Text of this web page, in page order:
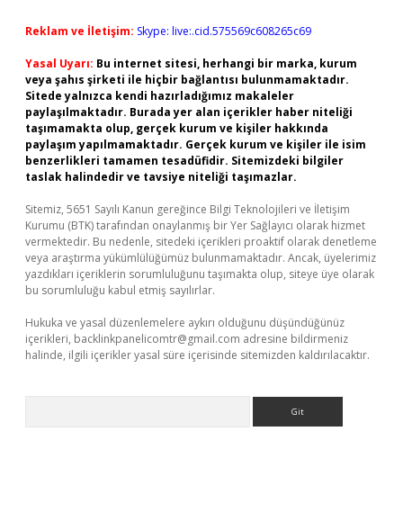
Reklam ve İletişim: Skype: live:.cid.575569c608265c69
Yasal Uyarı: Bu internet sitesi, herhangi bir marka, kurum
veya şahıs şirketi ile hiçbir bağlantısı bulunmamaktadır.
Sitede yalnızca kendi hazırladığımız makaleler
paylaşılmaktadır. Burada yer alan içerikler haber niteliği
taşımamakta olup, gerçek kurum ve kişiler hakkında
paylaşım yapılmamaktadır. Gerçek kurum ve kişiler ile isim
benzerlikleri tamamen tesadüfidir. Sitemizdeki bilgiler
taslak halindedir ve tavsiye niteliği taşımazlar.
Sitemiz, 5651 Sayılı Kanun gereğince Bilgi Teknolojileri ve İletişim
Kurumu (BTK) tarafından onaylanmış bir Yer Sağlayıcı olarak hizmet
vermektedir. Bu nedenle, sitedeki içerikleri proaktif olarak denetleme
veya araştırma yükümlülüğümüz bulunmamaktadır. Ancak, üyelerimiz
yazdıkları içeriklerin sorumluluğunu taşımakta olup, siteye üye olarak
bu sorumluluğu kabul etmiş sayılırlar.
Hukuka ve yasal düzenlemelere aykırı olduğunu düşündüğünüz
içerikleri, backlinkpanelicomtr@gmail.com adresine bildirmeniz
halinde, ilgili içerikler yasal süre içerisinde sitemizden kaldırılacaktır.